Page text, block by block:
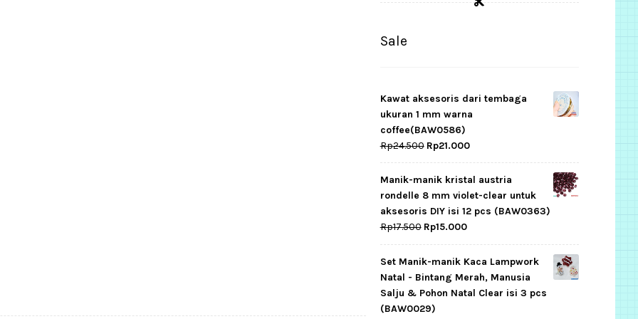
Sale
Kawat aksesoris dari tembaga
ukuran 1 mm warna
coffee(BAW0586)
Rp24.500 Original
price
was:
Rp24.500.
Rp21.000Current
price
is:
Rp21.000.
Manik-manik kristal austria
rondelle 8 mm violet-clear untuk
aksesoris DIY isi 12 pcs (BAW0363)
Rp17.500 Original
price
was:
Rp17.500.
Rp15.000Current
price
is:
Rp15.000.
Set Manik-manik Kaca Lampwork
Natal - Bintang Merah, Manusia
Salju & Pohon Natal Clear isi 3 pcs
(BAW0029)